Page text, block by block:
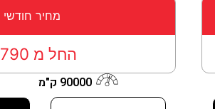
מחיר חודשי
החל מ ₪790
90000 ק"מ